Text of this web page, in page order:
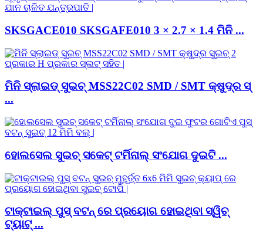
SKSGACE010 SKSGAFE010 3 × 2.7 × 1.4 ମିନି ...
ମିନି ସ୍ଲାଇଡ୍ ସୁଇଚ୍ MSS22C02 SMD / SMT କ୍ଷୁଦ୍ର ସ୍
...
ହୋଲସେଲ ସୁଇଚ୍ ସକେଟ୍ ଟର୍ମିନାଲ୍ ସଂଯୋଗ ଦୁଇଟି ...
ଟାକ୍ଟାଇଲ୍ ପୁସ୍ ବଟନ୍ ରେ ପ୍ରୟୋଗ ହୋଇଥିବା ସ୍ୱିଚ୍
ଟ୍ୟାଟ୍ ...